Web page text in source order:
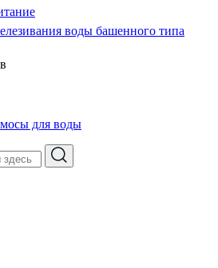
воды башенного типа
для воды